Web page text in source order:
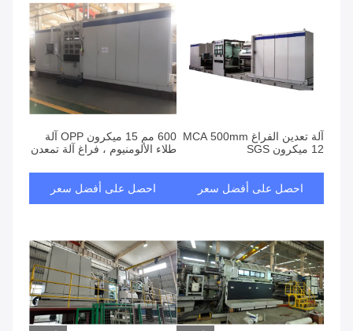
آلة تعدين الفراغ MCA 500mm
12 ميكرون SGS
احصل على أفضل سعر
600 مم 15 ميكرون OPP آلة
طلاء الألومنيوم ، فراغ آلة تمعدن
احصل على أفضل سعر